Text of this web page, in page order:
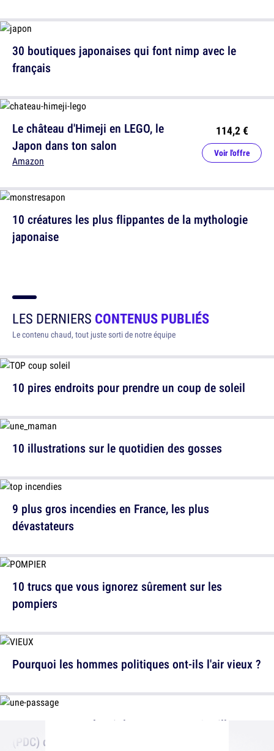
30 boutiques japonaises qui font nimp avec le
français
10 créatures les plus flippantes de la mythologie
japonaise
Le château d'Himeji en LEGO, le
Japon dans ton salon
Amazon
114,2 €
Voir l'offre
LES DERNIERS CONTENUS PUBLIÉS
Le contenu chaud, tout juste sorti de notre équipe
10 pires endroits pour prendre un coup de soleil
9 plus gros incendies en France, les plus
dévastateurs
Pourquoi les hommes politiques ont-ils l'air vieux ?
10 illustrations sur le quotidien des gosses
10 trucs que vous ignorez sûrement sur les
pompiers
5 astuces pour réussir le Passage Des Couilles
(PDC) quand tu te baignes